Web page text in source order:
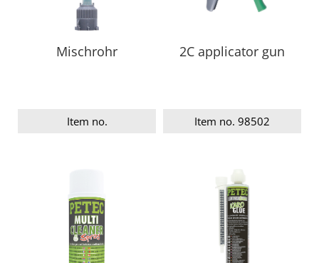
Mischrohr
Item no.
2C applicator gun
Item no. 98502